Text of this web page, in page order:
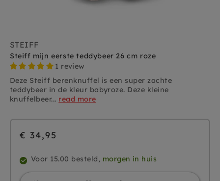
STEIFF
Steiff mijn eerste teddybeer 26 cm roze
1 review
Deze Steiff berenknuffel is een super zachte
teddybeer in de kleur babyroze. Deze kleine
knuffelbeer... read more
€ 34,95
Voor 15.00 besteld, morgen in huis